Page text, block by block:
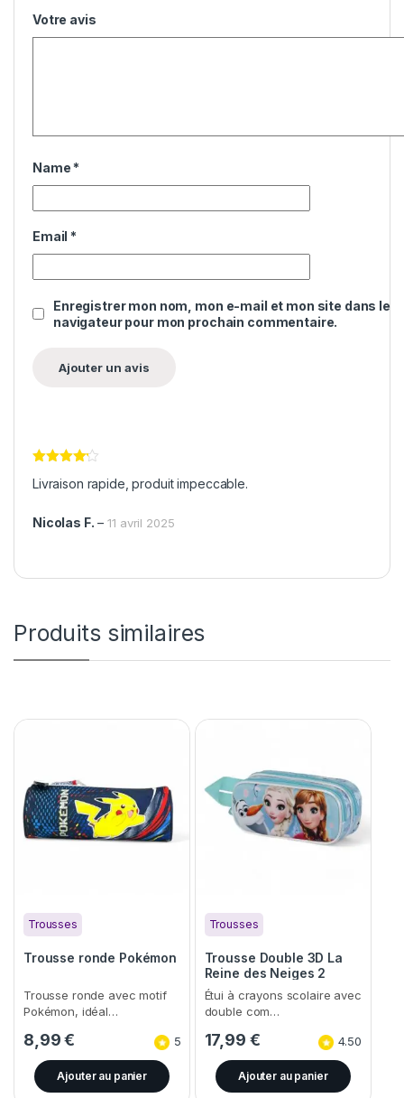
Votre avis
Name *
Email *
Enregistrer mon nom, mon e-mail et mon site dans le
navigateur pour mon prochain commentaire.
sur 5
Livraison rapide, produit impeccable.
Nicolas F. –11 avril 2025
Produits similaires
Trousses
Trousse ronde Pokémon
Trousse ronde avec motif
Pokémon, idéal…
8,99€ 5
Ajouter au panier
Trousses
Trousse Double 3D La
Reine des Neiges 2
(Frozen)
Étui à crayons scolaire avec
double com…
17,99 € 4.50
Ajouter au panier